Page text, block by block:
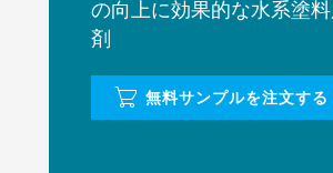
自動車補修塗料
缶コーティング
粘土（活性白土）触媒
コイルコーティング
の向上に効果的な水系塗
剤
無料サンプルを注文する